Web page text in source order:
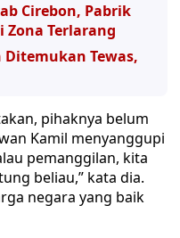
Cirebon, Pabrik
Zona Terlarang
Ditemukan Tewas,
pihaknya belum
Kamil menyanggupi
pemanggilan, kita
beliau,” kata dia.
negara yang baik